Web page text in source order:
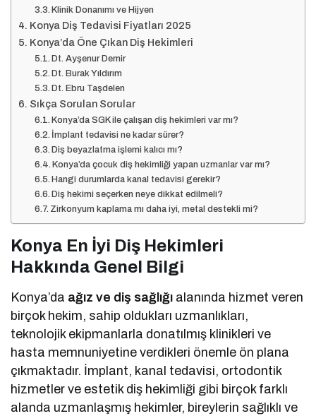
Klinik Donanımı ve Hijyen
Konya Diş Tedavisi Fiyatları 2025
Konya’da Öne Çıkan Diş Hekimleri
Dt. Ayşenur Demir
Dt. Burak Yıldırım
Dt. Ebru Taşdelen
Sıkça Sorulan Sorular
Konya’da SGK ile çalışan diş hekimleri var mı?
İmplant tedavisi ne kadar sürer?
Diş beyazlatma işlemi kalıcı mı?
Konya’da çocuk diş hekimliği yapan uzmanlar var mı?
Hangi durumlarda kanal tedavisi gerekir?
Diş hekimi seçerken neye dikkat edilmeli?
Zirkonyum kaplama mı daha iyi, metal destekli mi?
Konya En İyi Diş Hekimleri
Hakkında Genel Bilgi
Konya’da ağız ve diş sağlığı alanında hizmet veren
birçok hekim, sahip oldukları uzmanlıkları,
teknolojik ekipmanlarla donatılmış klinikleri ve
hasta memnuniyetine verdikleri önemle ön plana
çıkmaktadır. İmplant, kanal tedavisi, ortodontik
hizmetler ve estetik diş hekimliği gibi birçok farklı
alanda uzmanlaşmış hekimler, bireylerin sağlıklı ve